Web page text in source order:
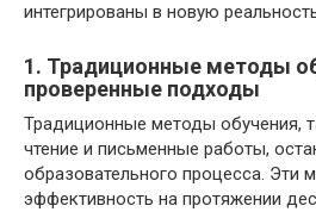
интегрированы в новую
1. Традиционные методы
проверенные подходы
Традиционные методы обучения,
чтение и письменные работы,
образовательного процесса. Эти
эффективность на протяжении